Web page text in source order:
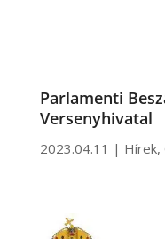
Parlamenti
Versenyhivatal
2023.04.11 | Hírek,